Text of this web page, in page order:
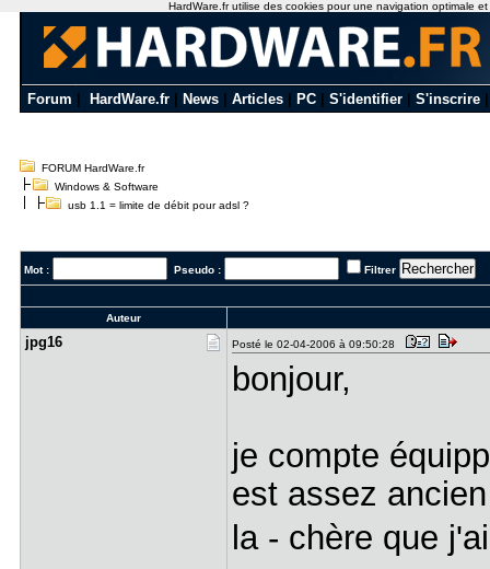
Forum HardWare.fr News Articles PC S'identifier S'inscrire
FORUM HardWare.fr
Windows & Software
usb 1.1 = limite de débit pour adsl ?
Mot : Pseudo : Filtrer
Auteur
jpg16 Posté le 02-04-2006 à 09:50:28
bonjour,
je compte
est assez
la - chère que
HardWare.fr utilise des cookies pour une navigation optimale